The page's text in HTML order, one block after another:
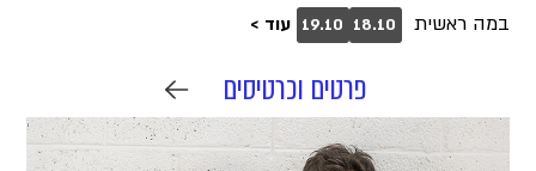
במה ראשית
18.10
19.10 עוד >
פרטים וכרטיסים